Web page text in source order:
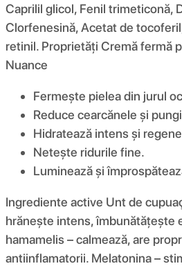
Caprilil glicol, Fenil trimeticonă,
Clorfenesină, Acetat de
retinil. Proprietăți Cremă fermă
Nuance
Fermește pielea din jurul
Reduce cearcănele și
Hidratează intens și
Netește ridurile fine.
Luminează și
Ingrediente active Unt de
hrănește intens, îmbunătățește
hamamelis – calmează, are
antiinflamatorii. Melatonina –